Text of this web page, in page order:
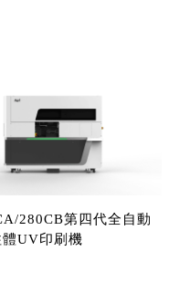
280CB第四代全自動
UV印刷機